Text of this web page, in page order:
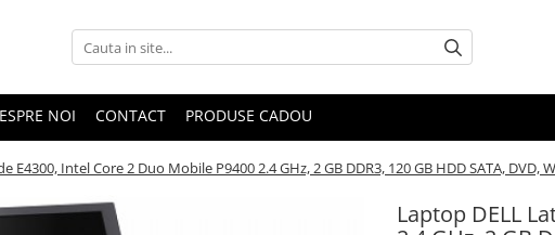
NOI CONTACT PRODUSE CADOU
E4300, Intel Core 2 Duo Mobile P9400 2.4 GHz, 2 GB DDR3, 120 GB HDD SATA, DVD,
Laptop DELL